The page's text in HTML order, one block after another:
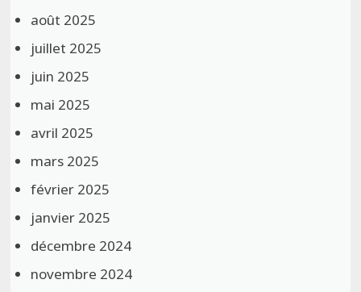
août 2025
juillet 2025
juin 2025
mai 2025
avril 2025
mars 2025
février 2025
janvier 2025
décembre 2024
novembre 2024